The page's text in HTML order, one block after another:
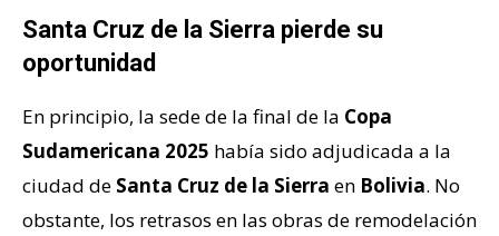
Santa Cruz de la Sierra pierde su
oportunidad
En principio, la sede de la final de la Copa
Sudamericana 2025 había sido adjudicada a la
ciudad de Santa Cruz de la Sierra en Bolivia. No
obstante, los retrasos en las obras de remodelación